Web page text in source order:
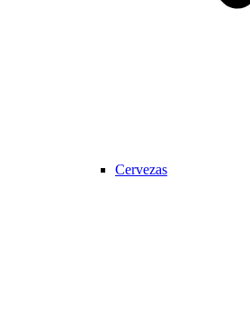
Cervezas